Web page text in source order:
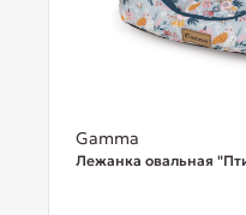
Gamma
Лежанка овальная